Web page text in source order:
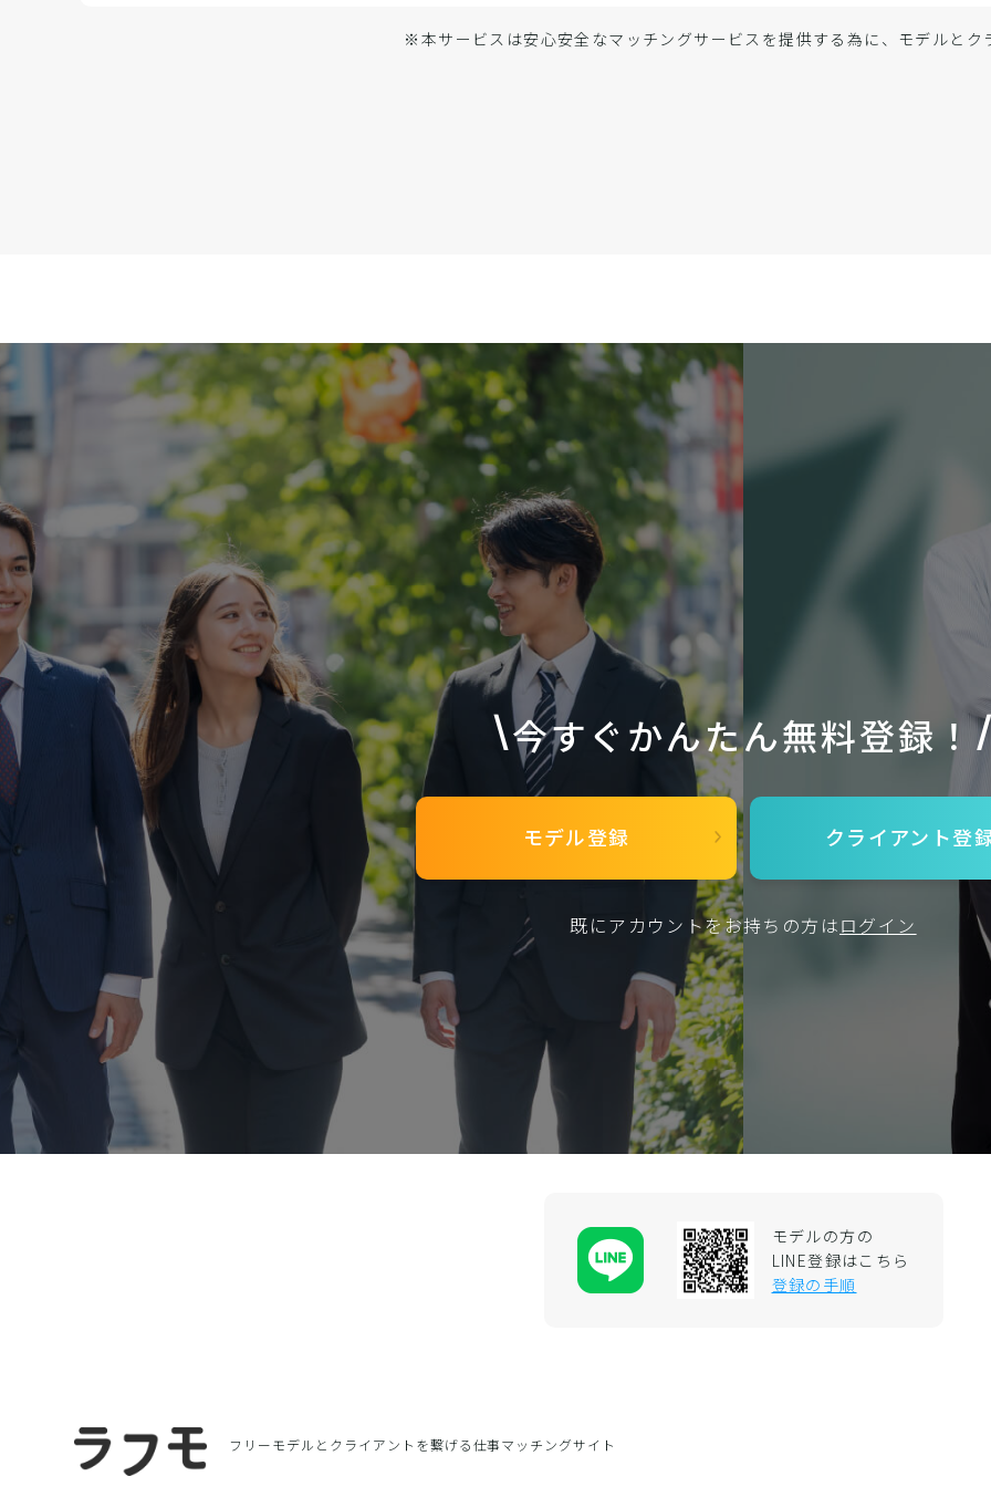
※本サービスは安心安全なマッチングサービスを提供する為に、モデルと
今すぐかんたん無料登録！
モデル登録 クライアント登
既にアカウントをお持ちの方はログイン
モデルの方の
LINE登録はこちら
登録の手順
フリーモデルとクライアントを繋げる仕事マッチングサイト